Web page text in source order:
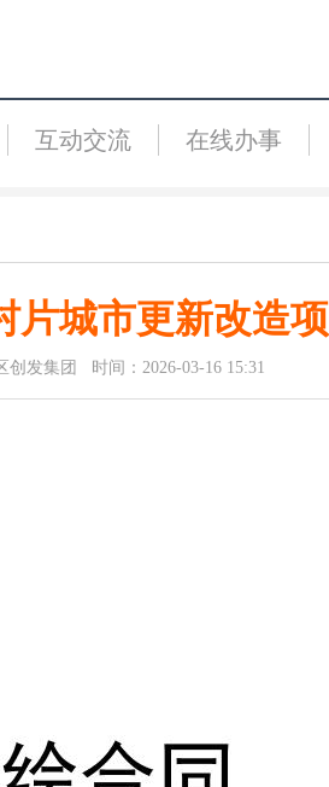
互动交流 在线办事
片城市更新改造
创发集团 时间：2026-03-16 15:31